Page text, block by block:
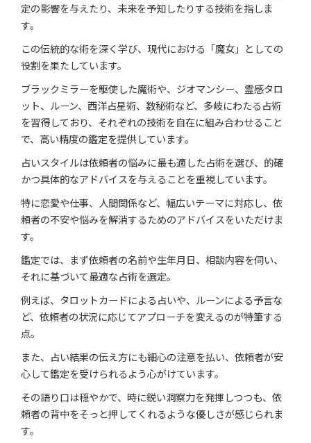
定の影響を与えたり、未来を予知したりする技術を指しま
す。
この伝統的な術を深く学び、現代における「魔女」としての
役割を果たしています。
ブラックミラーを駆使した魔術や、ジオマンシー、霊感タロ
ット、ルーン、西洋占星術、数秘術など、多岐にわたる占術
を習得しており、それぞれの技術を自在に組み合わせること
で、高い精度の鑑定を提供しています。
占いスタイルは依頼者の悩みに最も適した占術を選び、的確
かつ具体的なアドバイスを与えることを重視しています。
特に恋愛や仕事、人間関係など、幅広いテーマに対応し、依
頼者の不安や悩みを解消するためのアドバイスをいただけま
す。
鑑定では、まず依頼者の名前や生年月日、相談内容を伺い、
それに基づいて最適な占術を選定。
例えば、タロットカードによる占いや、ルーンによる予言な
ど、依頼者の状況に応じてアプローチを変えるのが特筆する
点。
また、占い結果の伝え方にも細心の注意を払い、依頼者が安
心して鑑定を受けられるよう心がけています。
その語り口は穏やかで、時に鋭い洞察力を発揮しつつも、依
頼者の背中をそっと押してくれるような優しさが感じられま
す。